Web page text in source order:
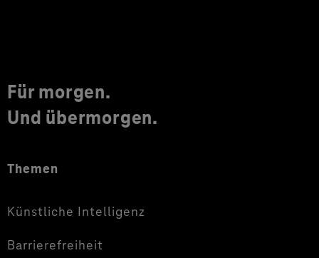
Für morgen.
Und übermorgen.
Themen
Künstliche Intelligenz
Barrierefreiheit